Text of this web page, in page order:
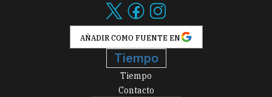
AÑADIR COMO FUENTE EN
Tiempo
Tiempo
Contacto